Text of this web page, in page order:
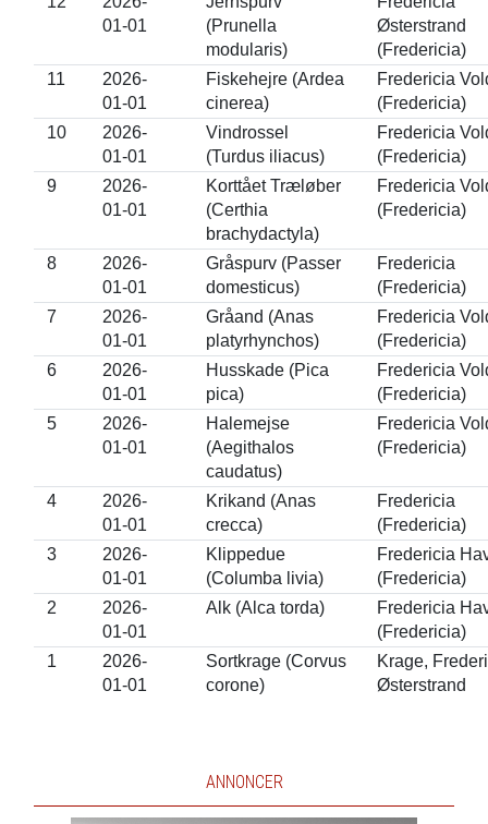
01-01
(Prunella
modularis)
Østerstrand
(Fredericia)
11
2026-
01-01
Fiskehejre (Ardea
cinerea)
Fredericia
(Fredericia)
10
2026-
01-01
Vindrossel
(Turdus iliacus)
Fredericia
(Fredericia)
9
2026-
01-01
Korttået Træløber
(Certhia
brachydactyla)
Fredericia
(Fredericia)
8
2026-
01-01
Gråspurv (Passer
domesticus)
Fredericia
(Fredericia)
7
2026-
01-01
Gråand (Anas
platyrhynchos)
Fredericia
(Fredericia)
6
2026-
01-01
Husskade (Pica
pica)
Fredericia
(Fredericia)
5
2026-
01-01
Halemejse
(Aegithalos
caudatus)
Fredericia
(Fredericia)
4
2026-
01-01
Krikand (Anas
crecca)
Fredericia
(Fredericia)
3
2026-
01-01
Klippedue
(Columba livia)
Fredericia
(Fredericia)
2
2026-
01-01
Alk (Alca torda)
Fredericia
(Fredericia)
1
2026-
01-01
Sortkrage (Corvus
corone)
Krage,
Østerstrand
ANNONCER